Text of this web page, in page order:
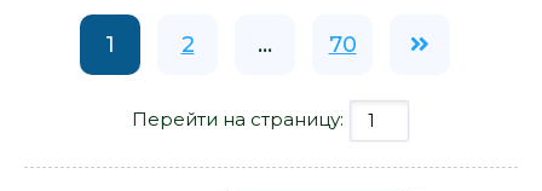
1 2 ... 70
Перейти на страницу: